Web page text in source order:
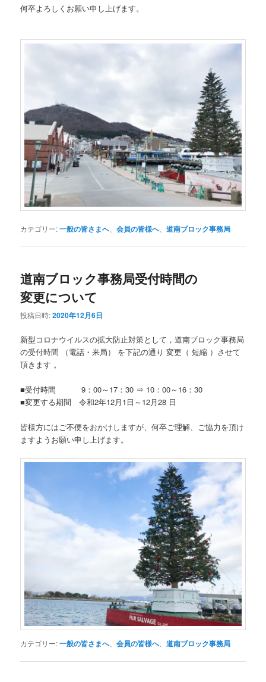
何卒よろしくお願い申し上げます。
カテゴリー:一般の皆さまへ、会員の皆様へ、道南ブロック事務局
道南ブロック事務局受付時間の
変更について
投稿日時:2020年12月6日
新型コロナウイルスの拡大防止対策として，道南ブロック事務局
の受付時間 （電話・来局） を下記の通り 変更（ 短縮 ）させて
頂きます 。
■受付時間 9：00～17：30 ⇒ 10：00～16：30
■変更する期間 令和2年12月1日～12月28 日
皆様方にはご不便をおかけしますが、何卒ご理解、ご協力を頂け
ますようお願い申し上げます。
カテゴリー:一般の皆さまへ、会員の皆様へ、道南ブロック事務局